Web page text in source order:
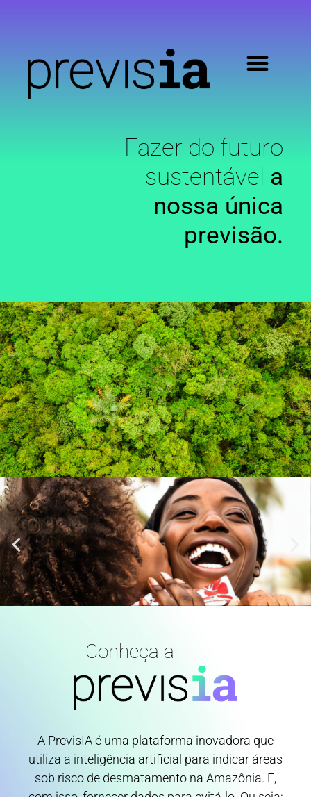
Fazer do futuro
sustentável a
nossa única
previsão.
Conheça a
A PrevisIA é uma plataforma inovadora que
utiliza a inteligência artificial para indicar áreas
sob risco de desmatamento na Amazônia. E,